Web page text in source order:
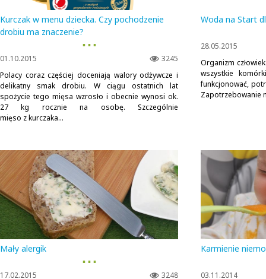
Kurczak w menu dziecka. Czy pochodzenie
drobiu ma znaczenie?
▪ ▪ ▪
3245
01.10.2015
Polacy coraz częściej doceniają walory odżywcze i
delikatny smak drobiu. W ciągu ostatnich lat
spożycie tego mięsa wzrosło i obecnie wynosi ok.
27 kg rocznie na osobę. Szczególnie
mięso z kurczaka...
Woda na Start
28.05.2015
Organizm
wszystkie
funkcjonować,
Zapotrzebowanie
Mały alergik
▪ ▪ ▪
3248
17.02.2015
Karmienie
03.11.2014